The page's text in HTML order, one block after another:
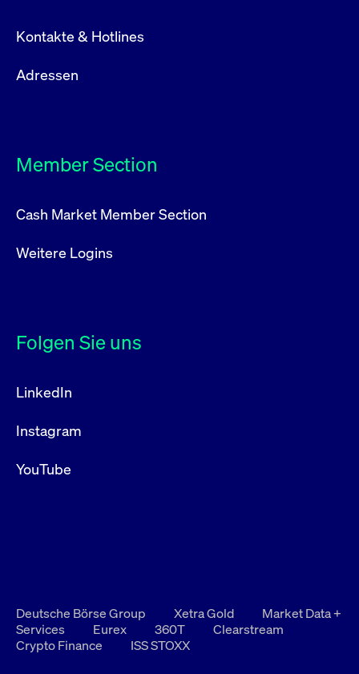
Kontakte & Hotlines
Adressen
Member Section
Cash Market Member Section
Weitere Logins
Folgen Sie uns
LinkedIn
Instagram
YouTube
Deutsche Börse Group Xetra Gold
Market Data +
Services
Eurex 360T
Clearstream
Crypto Finance
ISS STOXX